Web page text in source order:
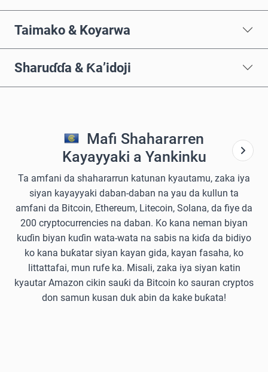
Taimako & Koyarwa
Sharuɗɗa & Ƙa’idoji
Mafi Shahararren
Kayayyaki a Yankinku
Ta amfani da shahararrun katunan kyautamu, zaka iya
siyan kayayyaki daban-daban na yau da kullun ta
amfani da Bitcoin, Ethereum, Litecoin, Solana, da fiye da
200 cryptocurrencies na daban. Ko kana neman biyan
kuɗin biyan kuɗin wata-wata na sabis na kiɗa da bidiyo
ko kana buƙatar siyan kayan gida, kayan fasaha, ko
littattafai, mun rufe ka. Misali, zaka iya siyan katin
kyautar Amazon cikin sauƙi da Bitcoin ko sauran cryptos
don samun kusan duk abin da kake buƙata!